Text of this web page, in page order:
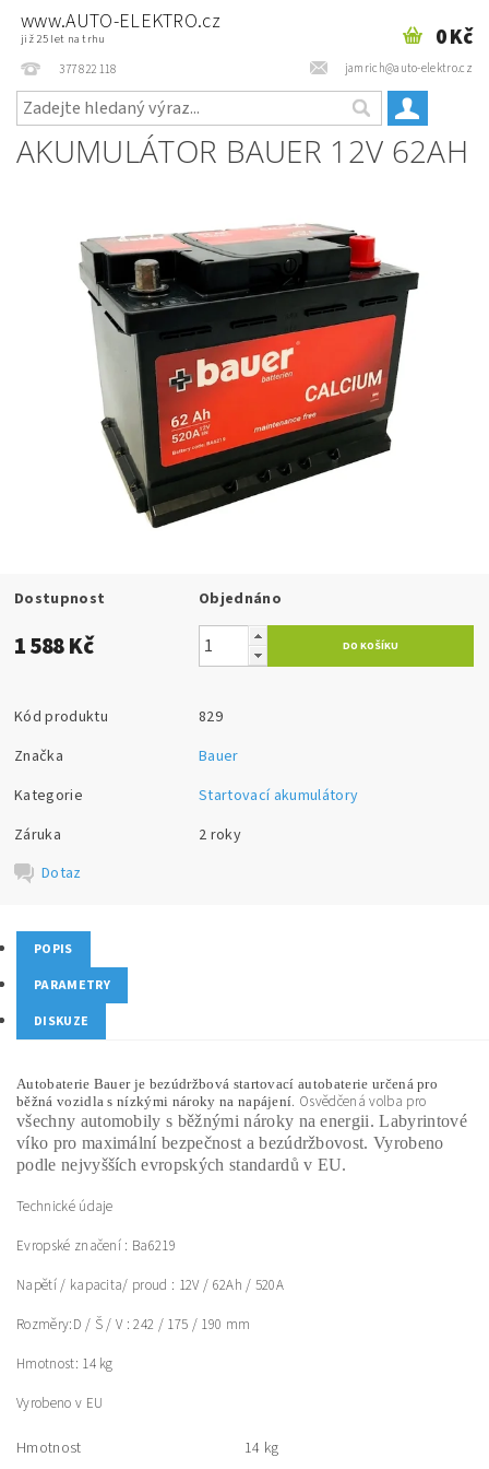
www.AUTO-ELEKTRO.cz
již 25 let na trhu
377 822 118
jamrich@auto-elektro.cz
0 Kč
AKUMULÁTOR BAUER 12V 62AH
Dostupnost Objednáno
1 588 Kč
Kód produktu
829
Značka
Bauer
Kategorie
Startovací akumulátory
Záruka
2 roky
Dotaz
POPIS
PARAMETRY
DISKUZE
Autobaterie Bauer je bezúdržbová startovací autobaterie určená pro
běžná vozidla s nízkými nároky na napájení. Osvědčená volba pro
všechny automobily s běžnými nároky na energii. Labyrintové
víko pro maximální bezpečnost a bezúdržbovost. Vyrobeno
podle nejvyšších evropských standardů v EU.
Technické údaje
Evropské značení : Ba6219
Napětí / kapacita/ proud : 12V / 62Ah / 520A
Rozměry:D / Š / V : 242 / 175 / 190 mm
Hmotnost: 14 kg
Vyrobeno v EU
Hmotnost 14 kg